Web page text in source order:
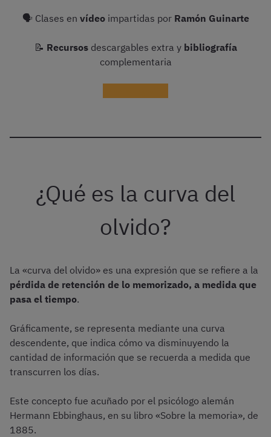
🗣 Clases en vídeoimpartidas por Ramón Guinarte
📝 Recursos descargables extra y bibliografía
complementaria
¿Qué es la curva del
olvido?
La «curva del olvido» es una expresión que se refiere a la
pérdida de retención de lo memorizado, a medida que
pasa el tiempo.
Gráficamente, se representa mediante una curva
descendente, que indica cómo va disminuyendo la
cantidad de información que se recuerda a medida que
transcurren los días.
Este concepto fue acuñado por el psicólogo alemán
Hermann Ebbinghaus, en su libro «Sobre la memoria», de
1885.